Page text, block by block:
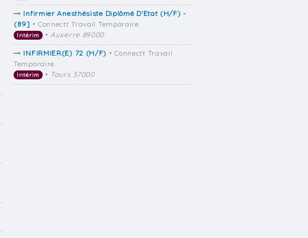
Infirmier Anesthésiste Diplômé D'Etat (H/F) -
(89] • Connectt Travail Temporaire
Intérim •Auxerre 89000
INFIRMIER(E) 72 (H/F) • Connectt Travail
Temporaire
Intérim • Tours 37000